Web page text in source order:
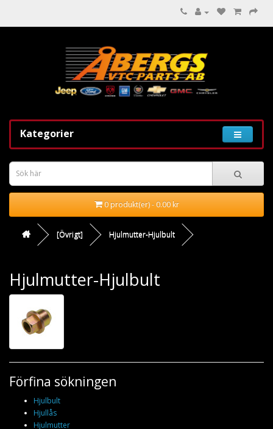
Kategorier
0 produkt(er) - 0.00 kr
[Övrigt] Hjulmutter-Hjulbult
Hjulmutter-Hjulbult
Förfina sökningen
Hjulbult
Hjullås
Hjulmutter